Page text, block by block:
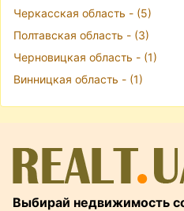
Черкасская область - (5)
Полтавская область - (3)
Черновицкая область - (1)
Винницкая область - (1)
Выбирай недвижимость